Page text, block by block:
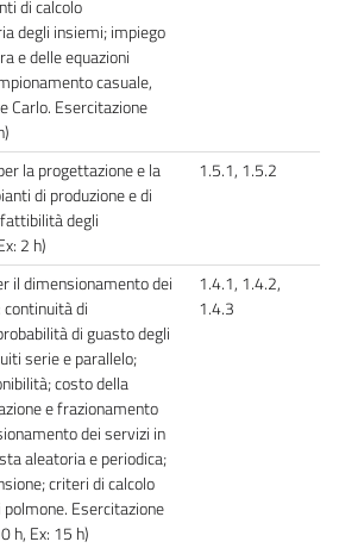
di calcolo
degli insiemi; impiego
e delle equazioni
casuale,
Carlo. Esercitazione
la progettazione e la
di produzione e di
degli
2 h)
1.5.1, 1.5.2
il dimensionamento dei
di
di guasto degli
serie e parallelo;
costo della
e frazionamento
dei servizi in
aleatoria e periodica;
criteri di calcolo
Esercitazione
h, Ex: 15 h)
1.4.1, 1.4.2,
1.4.3